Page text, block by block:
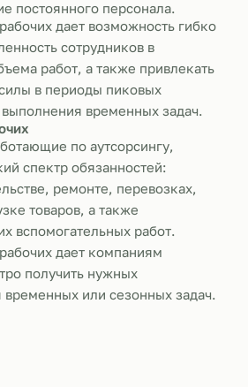
постоянного персонала.
дает возможность гибко
сотрудников в
работ, а также привлекать
в периоды пиковых
временных задач.
по аутсорсингу,
спектр обязанностей:
ремонте, перевозках,
товаров, а также
вспомогательных работ.
дает компаниям
получить нужных
временных или сезонных задач.